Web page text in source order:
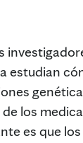
estudian
los
es que